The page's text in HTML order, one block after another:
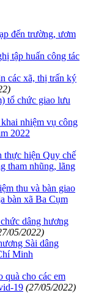
đến trường, ươm
tập huấn công tác
các xã, thị trấn ký
tổ chức giao lưu
nhiệm vụ công
2022
thực hiện Quy chế
tham nhũng, lãng
thu và bàn giao
bàn xã Ba Cụm
dâng hương
05/2022)
Sài dâng
Minh
quà cho các em
19 (27/05/2022)